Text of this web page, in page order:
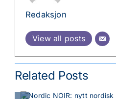
Redaksjon
View all posts
Related Posts